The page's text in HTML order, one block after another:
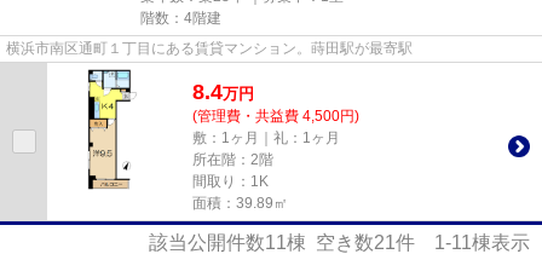
階数：4階建
横浜市南区通町１丁目にある賃貸マンション。蒔田駅が最寄駅
8.4万円
(管理費・共益費 4,500円)
敷：1ヶ月｜礼：1ヶ月
所在階：2階
間取り：1K
面積：39.89㎡
該当公開件数11棟 空き数21件 1-11棟表示